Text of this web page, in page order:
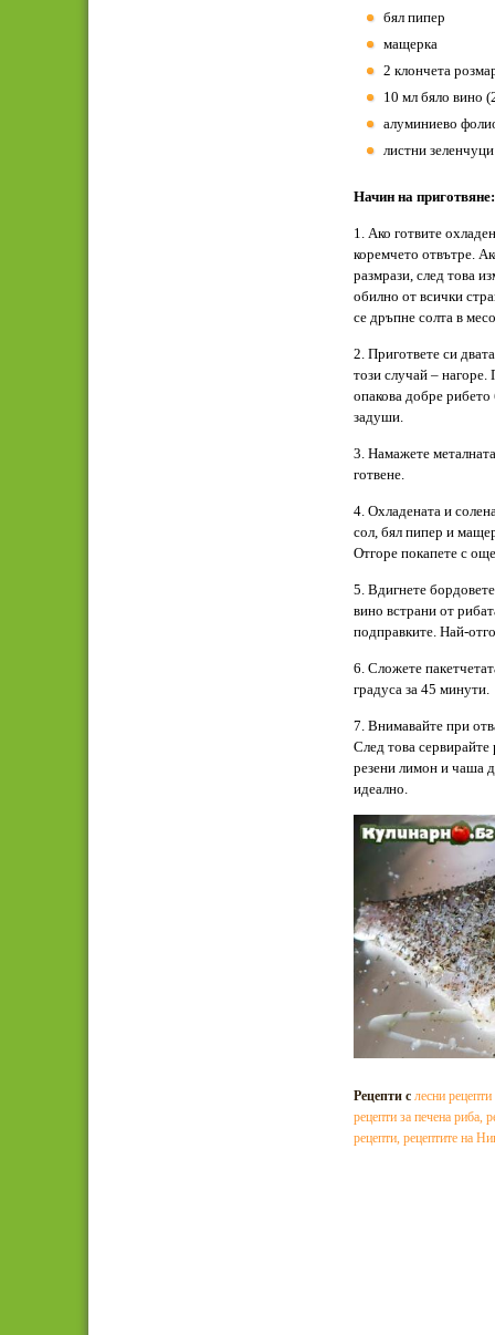
бял пипер
мащерка
2 клончета
10 мл бяло вино
алуминиево
листни
Начин на приготвяне:
1. Ако готвите
коремчето отвътре.
размрази, след това
обилно от всички
се дръпне солта в
2. Пригответе си
този случай – нагоре.
опакова добре рибето
задуши.
3. Намажете
готвене.
4. Охладената и
сол, бял пипер и
Отгоре покапете с
5. Вдигнете
вино встрани от
подправките. Най-
6. Сложете
градуса за 45 минути.
7. Внимавайте при
След това сервирайте
резени лимон и чаша
идеално.
Рецепти с лесни рецепти
рецепти за печена риба,
рецепти, рецептите на